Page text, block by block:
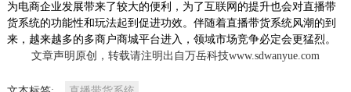
为电商企业发展带来了较大的便利，为了互联网的提升也会对直播带
货系统的功能性和玩法起到促进功效。伴随着直播带货系统风潮的到
来，越来越多的多商户商城平台进入，领域市场竞争必定会更猛烈。
文章声明原创，转载请注明出自万岳科技www.sdwanyue.com